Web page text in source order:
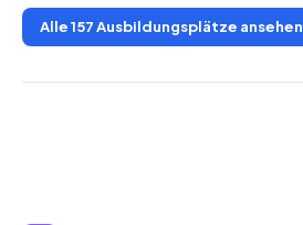
Alle157Ausbildungsplätze ansehen